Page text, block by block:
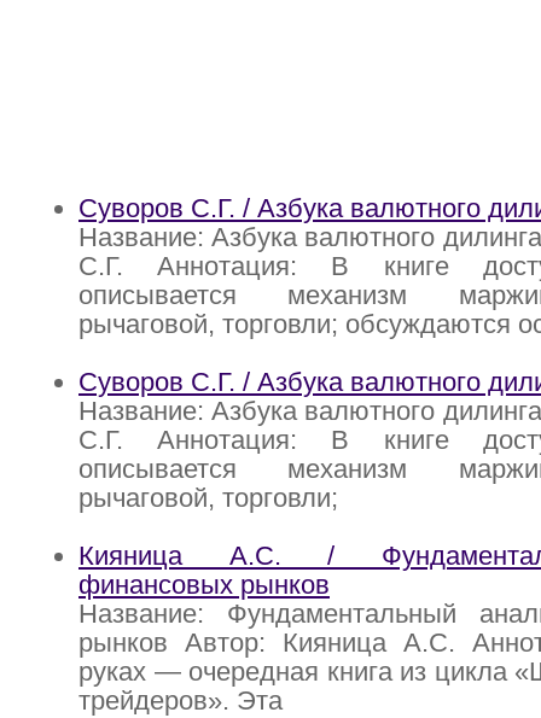
Суворов С.Г. / Азбука валютного
Название: Азбука валютного
С.Г. Аннотация: В книге
описывается механизм
рычаговой, торговли; обсуждаются
Суворов С.Г. / Азбука валютного
Название: Азбука валютного
С.Г. Аннотация: В книге
описывается механизм
рычаговой, торговли;
Кияница А.С. /
финансовых рынков
Название: Фундаментальный
рынков Автор: Кияница А.С.
руках — очередная книга из цикла
трейдеров». Эта